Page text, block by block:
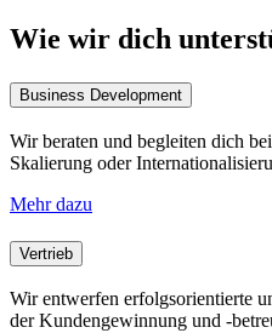
Wie wir dich
Business Development
Wir beraten und begleiten dich
Skalierung oder
Mehr dazu
Vertrieb
Wir entwerfen erfolgsorientierte
der Kundengewinnung und -